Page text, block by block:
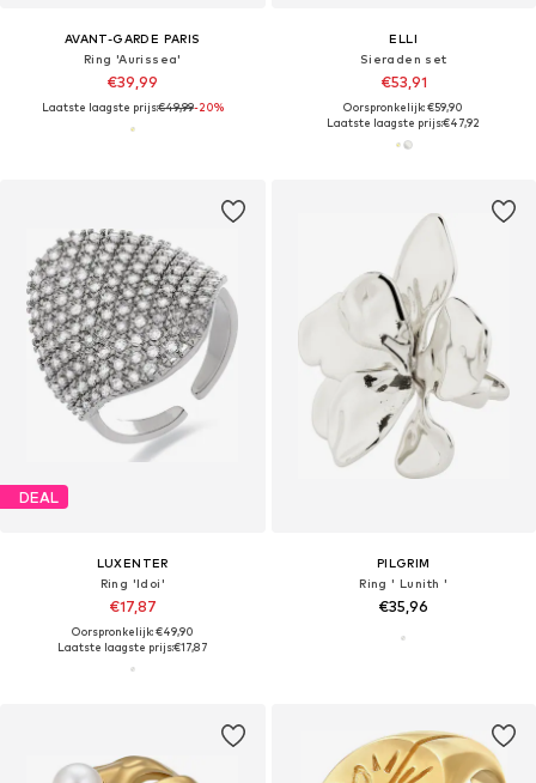
AVANT-GARDE PARIS
Ring 'Aurissea'
€39,99
Laatste laagste prijs:€49,99-20%
ELLI
Sieraden set
€53,91
Oorspronkelijk: €59,90
Laatste laagste prijs:€47,92
DEAL
LUXENTER
Ring 'Idoi'
€17,87
Oorspronkelijk: €49,90
Laatste laagste prijs:€17,87
PILGRIM
Ring ' Lunith '
€35,96